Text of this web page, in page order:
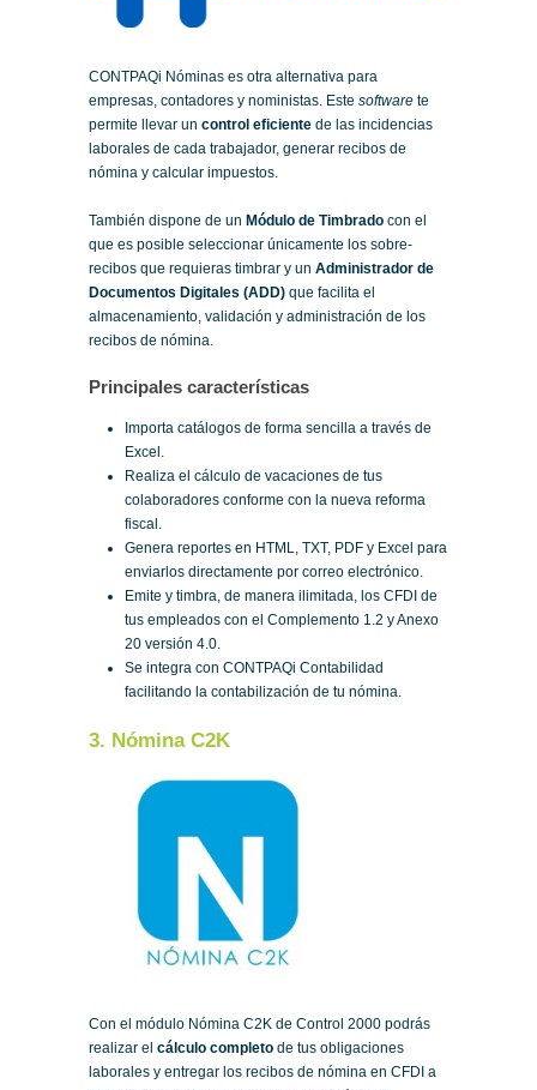
CONTPAQi Nóminas es otra alternativa para
empresas, contadores y noministas. Este software te
permite llevar un control eficiente de las incidencias
laborales de cada trabajador, generar recibos de
nómina y calcular impuestos.
También dispone de un Módulo de Timbrado con el
que es posible seleccionar únicamente los sobre-
recibos que requieras timbrar y un Administrador de
Documentos Digitales (ADD) que facilita el
almacenamiento, validación y administración de los
recibos de nómina.
Principales características
Importa catálogos de forma sencilla a través de
Excel.
Realiza el cálculo de vacaciones de tus
colaboradores conforme con la nueva reforma
fiscal.
Genera reportes en HTML, TXT, PDF y Excel para
enviarlos directamente por correo electrónico.
Emite y timbra, de manera ilimitada, los CFDI de
tus empleados con el Complemento 1.2 y Anexo
20 versión 4.0.
Se integra con CONTPAQi Contabilidad
facilitando la contabilización de tu nómina.
3. Nómina C2K
Con el módulo Nómina C2K de Control 2000 podrás
realizar el cálculo completo de tus obligaciones
laborales y entregar los recibos de nómina en CFDI a